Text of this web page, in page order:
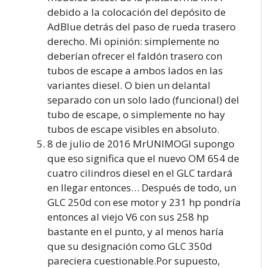
debido a la colocación del depósito de
AdBlue detrás del paso de rueda trasero
derecho. Mi opinión: simplemente no
deberían ofrecer el faldón trasero con
tubos de escape a ambos lados en las
variantes diesel. O bien un delantal
separado con un solo lado (funcional) del
tubo de escape, o simplemente no hay
tubos de escape visibles en absoluto.
8 de julio de 2016 MrUNIMOGI supongo
que eso significa que el nuevo OM 654 de
cuatro cilindros diesel en el GLC tardará
en llegar entonces… Después de todo, un
GLC 250d con ese motor y 231 hp pondría
entonces al viejo V6 con sus 258 hp
bastante en el punto, y al menos haría
que su designación como GLC 350d
pareciera cuestionable.Por supuesto,